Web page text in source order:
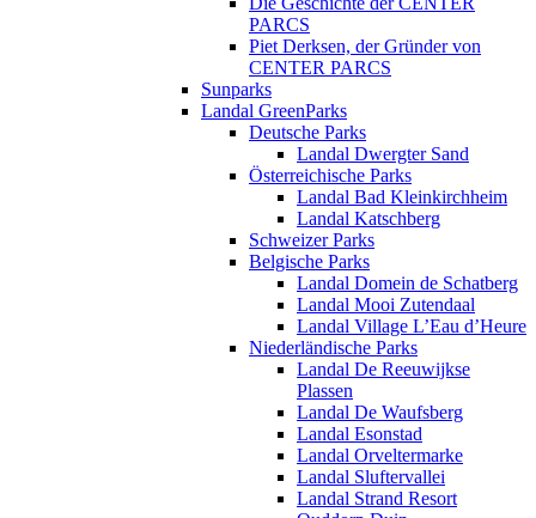
PARCS
Piet Derksen, der Gründer von
CENTER PARCS
Sunparks
Landal GreenParks
Deutsche Parks
Landal Dwergter Sand
Österreichische Parks
Landal Bad Kleinkirchheim
Landal Katschberg
Schweizer Parks
Belgische Parks
Landal Domein de Schatberg
Landal Mooi Zutendaal
Landal Village L’Eau d’Heure
Niederländische Parks
Landal De Reeuwijkse
Plassen
Landal De Waufsberg
Landal Esonstad
Landal Orveltermarke
Landal Sluftervallei
Landal Strand Resort